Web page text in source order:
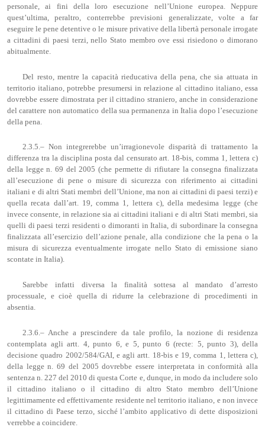
personale, ai fini della loro esecuzione nell’Unione europea. Neppure
quest’ultima, peraltro, conterrebbe previsioni generalizzate, volte a far
eseguire le pene detentive o le misure privative della libertà personale irrogate
a cittadini di paesi terzi, nello Stato membro ove essi risiedono o dimorano
abitualmente.
Del resto, mentre la capacità rieducativa della pena, che sia attuata in
territorio italiano, potrebbe presumersi in relazione al cittadino italiano, essa
dovrebbe essere dimostrata per il cittadino straniero, anche in considerazione
del carattere non automatico della sua permanenza in Italia dopo l’esecuzione
della pena.
2.3.5.– Non integrerebbe un’irragionevole disparità di trattamento la
differenza tra la disciplina posta dal censurato art. 18-bis, comma 1, lettera c)
della legge n. 69 del 2005 (che permette di rifiutare la consegna finalizzata
all’esecuzione di pene o misure di sicurezza con riferimento ai cittadini
italiani e di altri Stati membri dell’Unione, ma non ai cittadini di paesi terzi) e
quella recata dall’art. 19, comma 1, lettera c), della medesima legge (che
invece consente, in relazione sia ai cittadini italiani e di altri Stati membri, sia
quelli di paesi terzi residenti o dimoranti in Italia, di subordinare la consegna
finalizzata all’esercizio dell’azione penale, alla condizione che la pena o la
misura di sicurezza eventualmente irrogate nello Stato di emissione siano
scontate in Italia).
Sarebbe infatti diversa la finalità sottesa al mandato d’arresto
processuale, e cioè quella di ridurre la celebrazione di procedimenti in
absentia.
2.3.6.– Anche a prescindere da tale profilo, la nozione di residenza
contemplata agli artt. 4, punto 6, e 5, punto 6 (recte: 5, punto 3), della
decisione quadro 2002/584/GAI, e agli artt. 18-bis e 19, comma 1, lettera c),
della legge n. 69 del 2005 dovrebbe essere interpretata in conformità alla
sentenza n. 227 del 2010 di questa Corte e, dunque, in modo da includere solo
il cittadino italiano o il cittadino di altro Stato membro dell’Unione
legittimamente ed effettivamente residente nel territorio italiano, e non invece
il cittadino di Paese terzo, sicché l’ambito applicativo di dette disposizioni
verrebbe a coincidere.